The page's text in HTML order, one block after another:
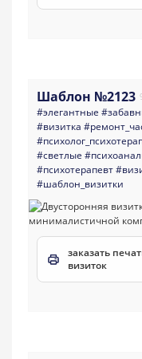
Шаблон №2123
#элегантные
#визитка
#светлые
#психотерапевт
#шаблон_визитки
заказать
визиток